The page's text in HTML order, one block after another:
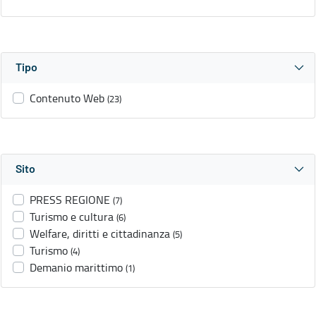
Tipo
Contenuto Web (23)
Sito
PRESS REGIONE (7)
Turismo e cultura (6)
Welfare, diritti e cittadinanza (5)
Turismo (4)
Demanio marittimo (1)